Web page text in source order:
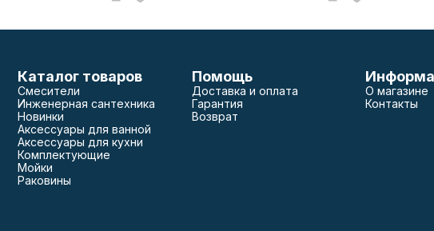
Каталог товаров
Смесители
Инженерная сантехника
Новинки
Аксессуары для ванной
Аксессуары для кухни
Комплектующие
Мойки
Раковины
Помощь
Доставка и оплата
Гарантия
Возврат
О магазине
Контакты